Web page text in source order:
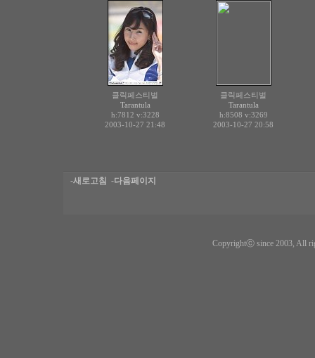
클릭페스티벌
Tarantula
h:7812 v:3228
2003-10-27 21:48
클릭페스티벌
Tarantula
h:8508 v:3269
2003-10-27 20:58
-새로고침 -다음페이지
Copyrightⓒ since 2003, All